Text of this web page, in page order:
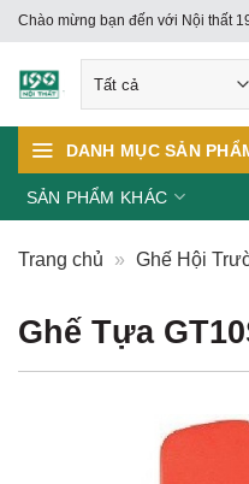
Skip
to
content
Chào mừng bạn đến với Nội thất
DANH MỤC SẢN
SẢN PHẨM KHÁC
Trang chủ » Ghế Hội
Ghế Tựa